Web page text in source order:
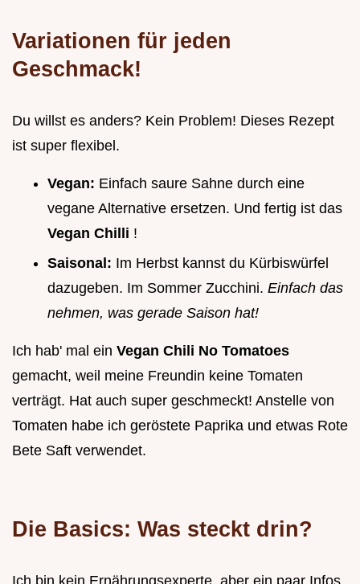
Variationen für jeden
Geschmack!
Du willst es anders? Kein Problem! Dieses Rezept
ist super flexibel.
Vegan: Einfach saure Sahne durch eine
vegane Alternative ersetzen. Und fertig ist das
Vegan Chilli !
Saisonal: Im Herbst kannst du Kürbiswürfel
dazugeben. Im Sommer Zucchini. Einfach das
nehmen, was gerade Saison hat!
Ich hab' mal ein Vegan Chili No Tomatoes
gemacht, weil meine Freundin keine Tomaten
verträgt. Hat auch super geschmeckt! Anstelle von
Tomaten habe ich geröstete Paprika und etwas Rote
Bete Saft verwendet.
Die Basics: Was steckt drin?
Ich bin kein Ernährungsexperte, aber ein paar Infos